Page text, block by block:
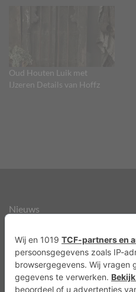
Oud Houten Luik met
IJzeren Details van Hoffz
Nieuws
Over ons